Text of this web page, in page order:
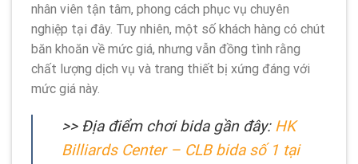
nhân viên tận tâm, phong cách phục vụ chuyên
nghiệp tại đây. Tuy nhiên, một số khách hàng có chút
băn khoăn về mức giá, nhưng vẫn đồng tình rằng
chất lượng dịch vụ và trang thiết bị xứng đáng với
mức giá này.
>> Địa điểm chơi bida gần đây: HK
Billiards Center – CLB bida số 1 tại